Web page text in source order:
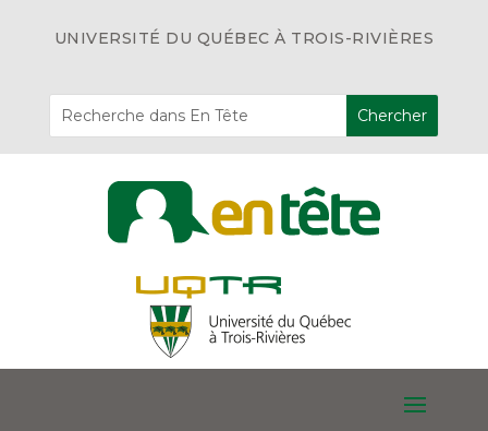
UNIVERSITÉ DU QUÉBEC À TROIS-RIVIÈRES